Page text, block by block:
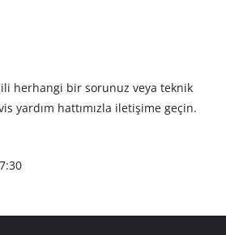
herhangi bir sorunuz veya teknik
yardım hattımızla iletişime geçin.